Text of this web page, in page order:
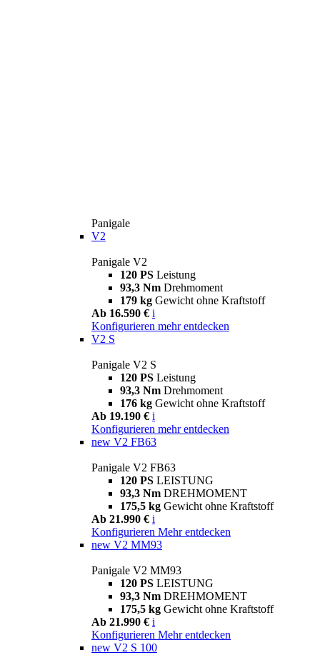
Panigale
V2
Panigale V2
120 PS Leistung
93,3 Nm Drehmoment
179 kg Gewicht ohne Kraftstoff
Ab 16.590 € i
Konfigurieren mehr entdecken
V2 S
Panigale V2 S
120 PS Leistung
93,3 Nm Drehmoment
176 kg Gewicht ohne Kraftstoff
Ab 19.190 € i
Konfigurieren mehr entdecken
new V2 FB63
Panigale V2 FB63
120 PS LEISTUNG
93,3 Nm DREHMOMENT
175,5 kg Gewicht ohne Kraftstoff
Ab 21.990 € i
Konfigurieren Mehr entdecken
new V2 MM93
Panigale V2 MM93
120 PS LEISTUNG
93,3 Nm DREHMOMENT
175,5 kg Gewicht ohne Kraftstoff
Ab 21.990 € i
Konfigurieren Mehr entdecken
new V2 S 100